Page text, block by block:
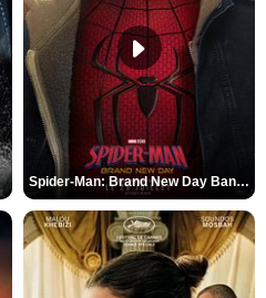
Spider-Man: Brand New Day Bande-annonce VO STFR